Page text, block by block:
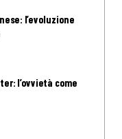
l’evoluzione
l’ovvietà come